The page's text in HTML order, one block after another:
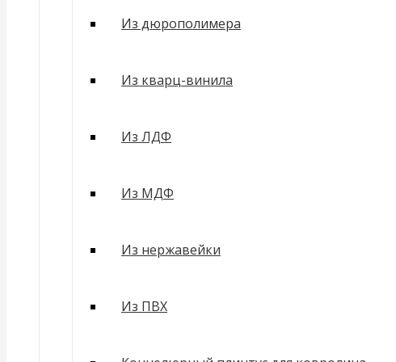
Из дюрополимера
Из кварц-винила
Из ЛДФ
Из МДФ
Из нержавейки
Из ПВХ